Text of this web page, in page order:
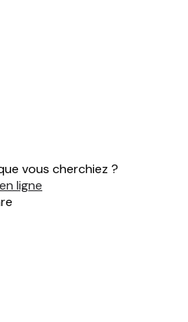
vous cherchiez ?
ligne